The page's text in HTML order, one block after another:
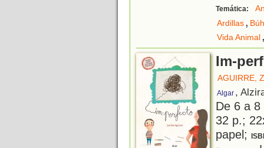
Temática:
Ardillas,
Vida Animal
Im-
AGUIRRE,
Algar ,
De 6 a
32 p.;
papel;